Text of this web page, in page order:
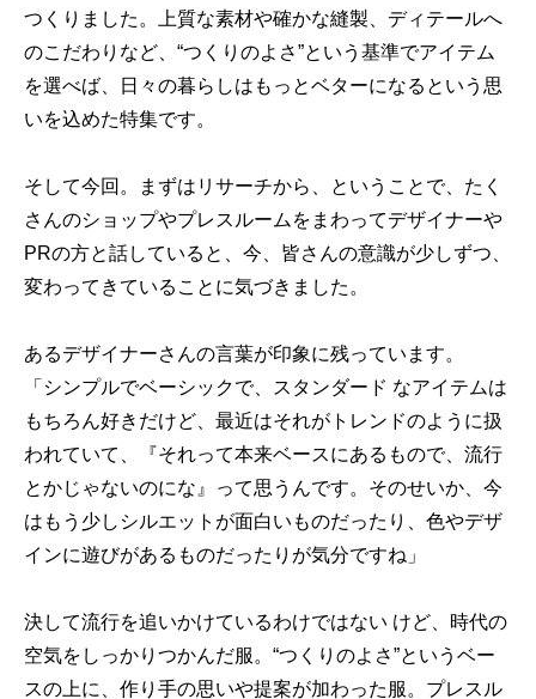
つくりました。上質な素材や確かな縫製、ディテールへ
のこだわりなど、“つくりのよさ”という基準でアイテム
を選べば、日々の暮らしはもっとベターになるという思
いを込めた特集です。
そして今回。まずはリサーチから、ということで、たく
さんのショップやプレスルームをまわってデザイナーや
PRの方と話していると、今、皆さんの意識が少しずつ、
変わってきていることに気づきました。
あるデザイナーさんの言葉が印象に残っています。
「シンプルでベーシックで、スタンダード なアイテムは
もちろん好きだけど、最近はそれがトレンドのように扱
われていて、『それって本来ベースにあるもので、流行
とかじゃないのにな』って思うんです。そのせいか、今
はもう少しシルエットが面白いものだったり、色やデザ
インに遊びがあるものだったりが気分ですね」
決して流行を追いかけているわけではない けど、時代の
空気をしっかりつかんだ服。“つくりのよさ”というベー
スの上に、作り手の思いや提案が加わった服。プレスル